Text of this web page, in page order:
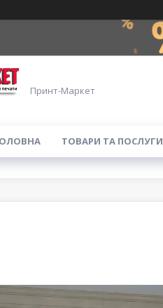
Принт-Маркет
ТОВАРИ ТА ПОСЛУГИ